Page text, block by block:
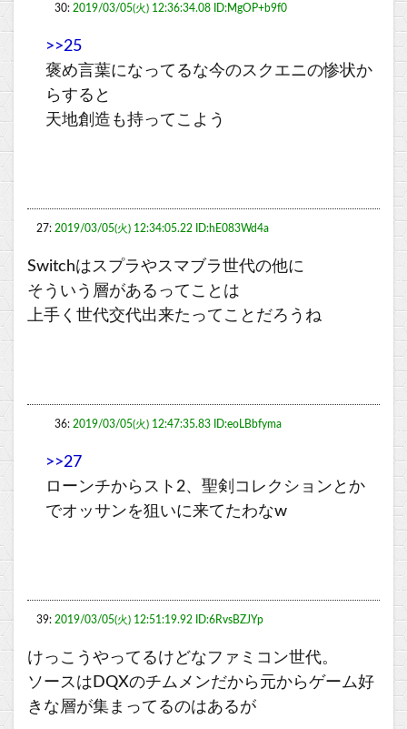
30: 2019/03/05(火) 12:36:34.08 ID:MgOP+b9f0
>>25
褒め言葉になってるな今のスクエニの惨状か
らすると
天地創造も持ってこよう
27: 2019/03/05(火) 12:34:05.22 ID:hE083Wd4a
Switchはスプラやスマブラ世代の他に
そういう層があるってことは
上手く世代交代出来たってことだろうね
36: 2019/03/05(火) 12:47:35.83 ID:eoLBbfyma
>>27
ローンチからスト2、聖剣コレクションとか
でオッサンを狙いに来てたわなw
39: 2019/03/05(火) 12:51:19.92 ID:6RvsBZJYp
けっこうやってるけどなファミコン世代。
ソースはDQXのチムメンだから元からゲーム好
きな層が集まってるのはあるが